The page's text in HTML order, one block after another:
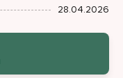
28.04.2026